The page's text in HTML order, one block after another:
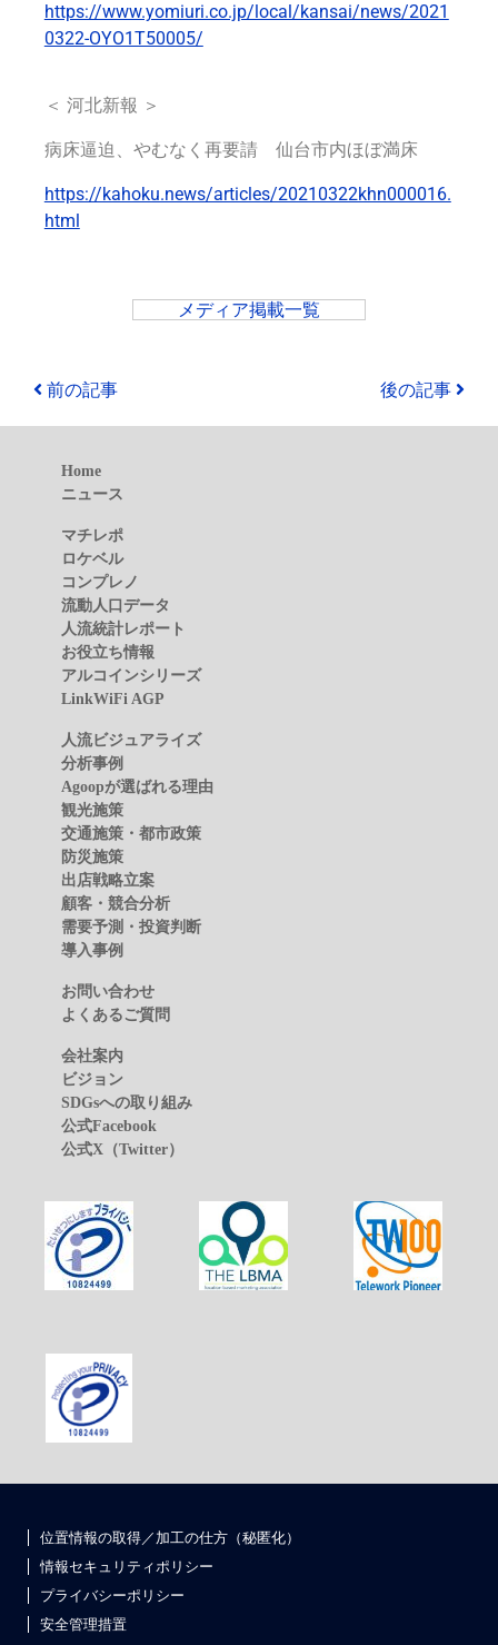
https://www.yomiuri.co.jp/local/kansai/news/2021
0322-OYO1T50005/
＜ 河北新報 ＞
病床逼迫、やむなく再要請 仙台市内ほぼ満床
https://kahoku.news/articles/20210322khn000016.
html
メディア掲載一覧
前の記事 後の記事
Home
ニュース
マチレポ
ロケベル
コンプレノ
流動人口データ
人流統計レポート
お役立ち情報
アルコインシリーズ
LinkWiFi AGP
人流ビジュアライズ
分析事例
Agoopが選ばれる理由
観光施策
交通施策・都市政策
防災施策
出店戦略立案
顧客・競合分析
需要予測・投資判断
導入事例
お問い合わせ
よくあるご質問
会社案内
ビジョン
SDGsへの取り組み
公式Facebook
公式X（Twitter）
位置情報の取得／加工の仕方（秘匿化）
情報セキュリティポリシー
プライバシーポリシー
安全管理措置